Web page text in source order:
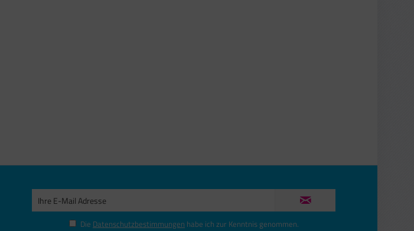
Die Datenschutzbestimmungen habe ich zur Kenntnis genommen.